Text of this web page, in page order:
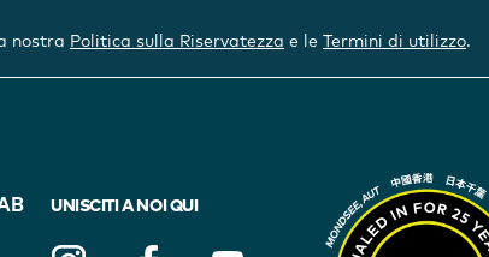
nostra Politica sulla Riservatezza e le Termini di utilizzo.
UNISCITI A NOI QUI